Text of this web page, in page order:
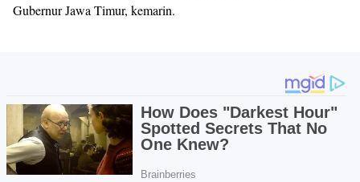
Gubernur Jawa Timur, kemarin.